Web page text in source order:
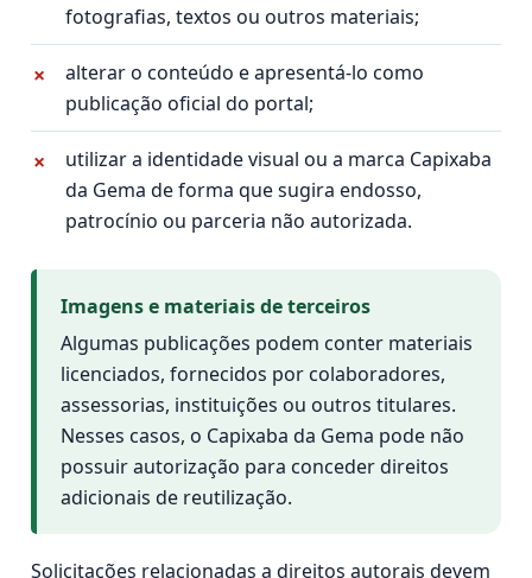
fotografias, textos ou outros materiais;
alterar o conteúdo e apresentá-lo como
publicação oficial do portal;
utilizar a identidade visual ou a marca Capixaba
da Gema de forma que sugira endosso,
patrocínio ou parceria não autorizada.
Imagens e materiais de terceiros
Algumas publicações podem conter materiais
licenciados, fornecidos por colaboradores,
assessorias, instituições ou outros titulares.
Nesses casos, o Capixaba da Gema pode não
possuir autorização para conceder direitos
adicionais de reutilização.
Solicitações relacionadas a direitos autorais devem